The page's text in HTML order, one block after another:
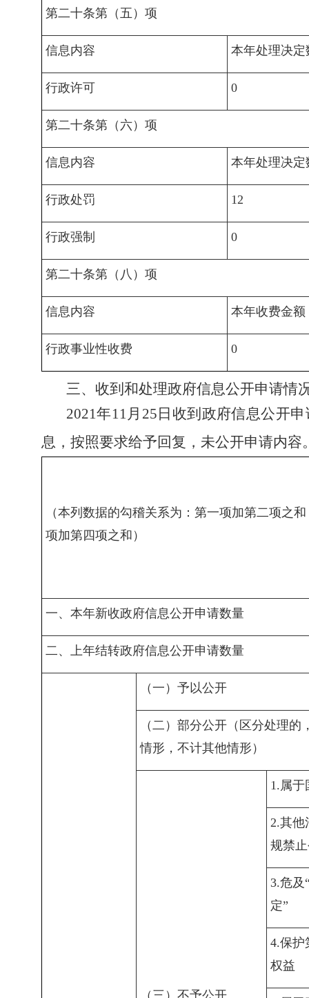
第二十条第（五）项
信息内容 本年处理决定
行政许可 0
第二十条第（六）项
信息内容 本年处理决定
行政处罚 12
行政强制 0
第二十条第（八）项
信息内容 本年收费金
行政事业性收费 0
三、收到和处理政府信息公开申请情
2021年11月25日收到政府信息公开
息，按照要求给予回复，未公开申请内容
（本列数据的勾稽关系为：第一项加第二项之
项加第四项之和）
一、本年新收政府信息公开申请数量
二、上年结转政府信息公开申请数量
（一）予以公开
（二）部分公开（区分处理的
情形，不计其他情形）
（三）不予公开
1.属于
2.其他
规禁
3.危及
定”
4.保护
权益